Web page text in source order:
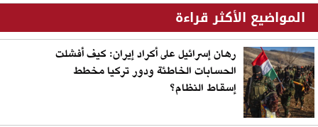
المواضيع الأكثر قراءة
رهان إسرائيل على أكراد إيران: كيف أفشلت
الحسابات الخاطئة ودور تركيا مخطط
إسقاط النظام؟